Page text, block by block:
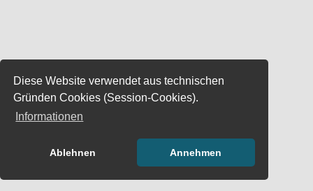
Diese Website verwendet aus technischen
Gründen Cookies (Session-Cookies).
Informationen
Ablehnen Annehmen